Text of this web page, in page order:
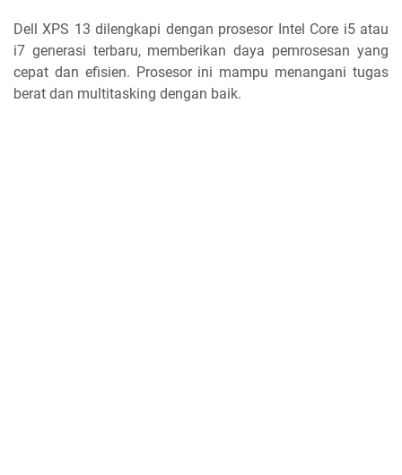
Dell XPS 13 dilengkapi dengan prosesor Intel Core i5 atau
i7 generasi terbaru, memberikan daya pemrosesan yang
cepat dan efisien. Prosesor ini mampu menangani tugas
berat dan multitasking dengan baik.